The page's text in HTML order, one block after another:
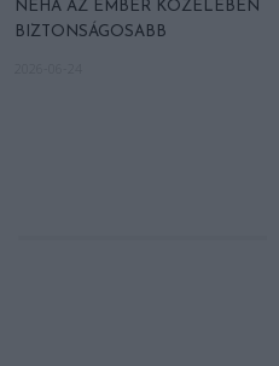
NÉHA AZ EMBER KÖZELÉBEN
BIZTONSÁGOSABB